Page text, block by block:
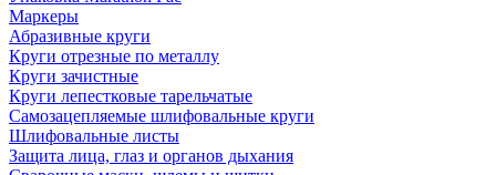
Маркеры
Абразивные круги
Круги отрезные по металлу
Круги зачистные
Круги лепестковые тарельчатые
Самозацепляемые шлифовальные круги
Шлифовальные листы
Защита лица, глаз и органов дыхания